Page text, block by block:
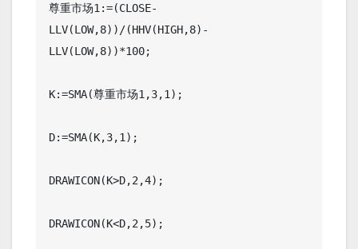
尊重市场1:=(CLOSE-
LLV(LOW,8))/(HHV(HIGH,8)-
LLV(LOW,8))*100;
K:=SMA(尊重市场1,3,1);
D:=SMA(K,3,1);
DRAWICON(K>D,2,4);
DRAWICON(K<D,2,5);